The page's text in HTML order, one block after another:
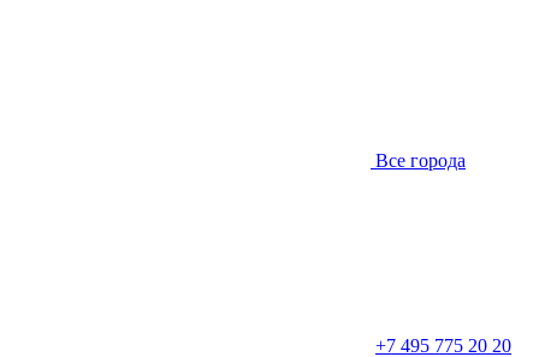
Все города
+7 495 775 20 20